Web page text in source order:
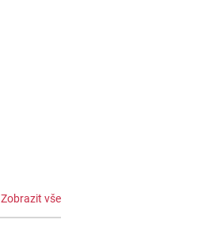
Zobrazit vše